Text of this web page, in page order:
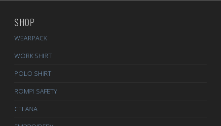
SHOP
WEARPACK
WORK SHIRT
POLO SHIRT
ROMPI SAFETY
CELANA